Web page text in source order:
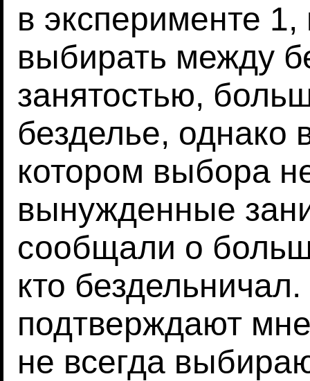
в эксперименте
выбирать между
занятостью,
безделье, однако
котором выбора
вынужденные
сообщали о
кто
подтверждают
не всегда